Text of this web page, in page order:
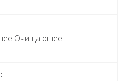
Очищающее